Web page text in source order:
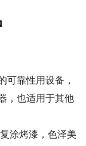
可靠性用设备，
，也适用于其他
涂烤漆，色泽美